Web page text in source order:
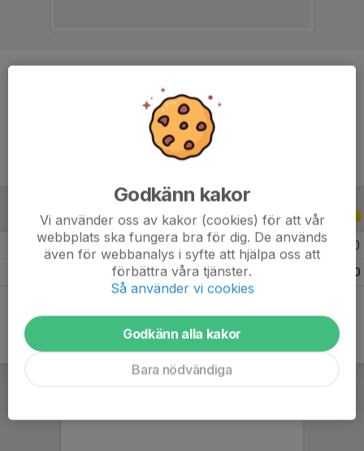
30 år
ALLA SERIER ALLA ÅR
13 0 0 0
0
Godkänn kakor
Vi använder oss av kakor (cookies) för att vår
webbplats ska fungera bra för dig. De används
även för webbanalys i syfte att hjälpa oss att
förbättra våra tjänster.
Så använder vi cookies
Godkänn alla kakor
Bara nödvändiga